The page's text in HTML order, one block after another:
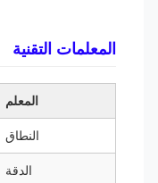
المعلمات التقنية
المعلم
النطاق